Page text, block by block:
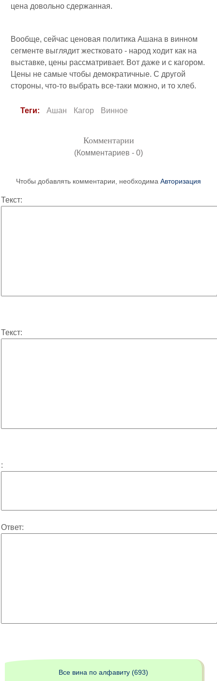
цена довольно сдержанная.
Вообще, сейчас ценовая политика Ашана в винном
сегменте выглядит жестковато - народ ходит как на
выставке, цены рассматривает. Вот даже и с кагором.
Цены не самые чтобы демократичные. С другой
стороны, что-то выбрать все-таки можно, и то хлеб.
Теги: Ашан Кагор Винное
Комментарии
(Комментариев - 0)
Чтобы добавлять комментарии, необходима Авторизация
Текст:
Текст:
:
Ответ:
Все вина по алфавиту (693)